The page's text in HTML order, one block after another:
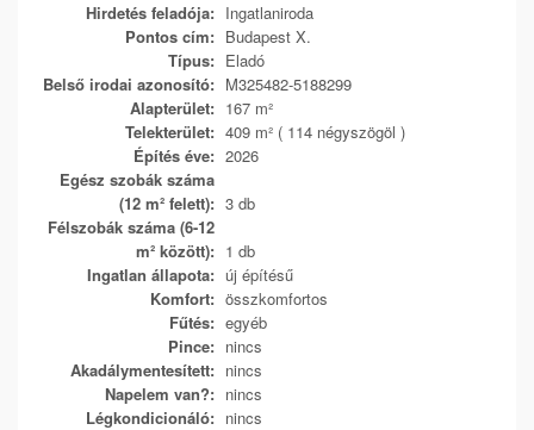
Hirdetés feladója: Ingatlaniroda
Pontos cím: Budapest X.
Típus: Eladó
Belső irodai azonosító: M325482-5188299
Alapterület: 167 m²
Telekterület: 409 m² ( 114 négyszögöl )
Építés éve: 2026
Egész szobák száma
(12 m² felett): 3 db
Félszobák száma (6-12
m² között): 1 db
Ingatlan állapota: új építésű
Komfort: összkomfortos
Fűtés: egyéb
Pince: nincs
Akadálymentesített: nincs
Napelem van?: nincs
Légkondicionáló: nincs